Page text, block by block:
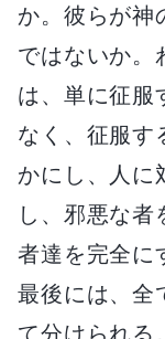
か。彼らが神
ではないか。
は、単に征服
なく、征服す
かにし、人に
し、邪悪な者
者達を完全に
最後には、全
て分けられる